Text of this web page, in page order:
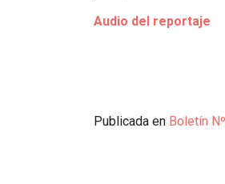
Audio del reportaje
Publicada en Boletín